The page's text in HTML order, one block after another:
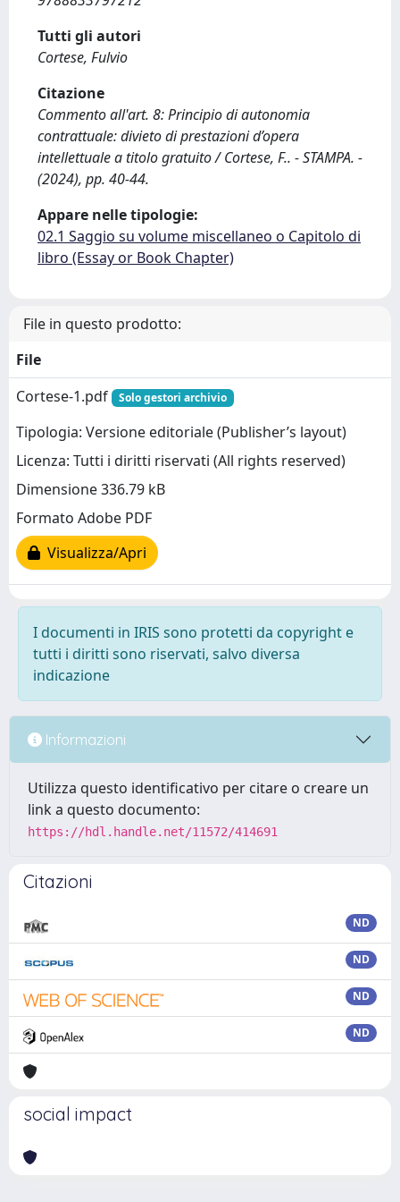
Tutti gli autori
Cortese, Fulvio
Citazione
Commento all'art. 8: Principio di autonomia
contrattuale: divieto di prestazioni d’opera
intellettuale a titolo gratuito / Cortese, F.. - STAMPA. -
(2024), pp. 40-44.
Appare nelle tipologie:
02.1 Saggio su volume miscellaneo o Capitolo di
libro (Essay or Book Chapter)
File in questo prodotto:
File
Cortese-1.pdf
Solo gestori archivio
Tipologia: Versione editoriale (Publisher’s layout)
Licenza: Tutti i diritti riservati (All rights reserved)
Dimensione 336.79 kB
Formato Adobe PDF
Visualizza/Apri
I documenti in IRIS sono protetti da copyright e
tutti i diritti sono riservati, salvo diversa
indicazione
Informazioni
Utilizza questo identificativo per citare o creare un
link a questo documento:
https://hdl.handle.net/11572/414691
Citazioni
ND
ND
ND
ND
social impact